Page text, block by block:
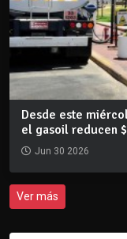
Desde este
el gasoil reducen
Jun 30 2026
Ver más